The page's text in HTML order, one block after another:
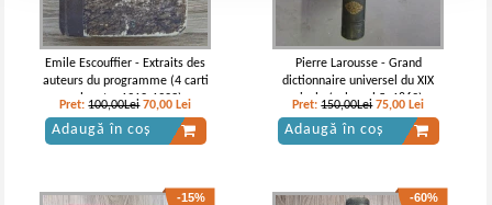
Emile Escouffier - Extraits des
auteurs du programme (4 carti
colegate, 1912-1923)
Pret:100,00Lei 70,00 Lei
Adaugă în coș
Pierre Larousse - Grand
dictionnaire universel du XIX
siecle (volumul 5, 1869)
Pret:150,00Lei 75,00 Lei
Adaugă în coș
-15% -60%